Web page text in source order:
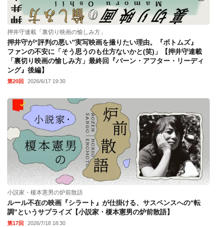
押井守連載「裏切り映画の愉しみ方」
押井守が“評判の悪い”実写映画を撮りたい理由。『ボトムズ』
ファンの不安に「そう思うのも仕方ないかと(笑)」【押井守連載
「裏切り映画の愉しみ方」最終回『バーン・アフター・リーディ
ング』後編】
第20回 2026/6/17 19:30
小説家・榎本憲男の炉前散語
ルール不在の映画『シラート』が仕掛ける、サスペンスへの“転
調”というサプライズ【小説家・榎本憲男の炉前散語】
第17回 2026/7/18 18:30